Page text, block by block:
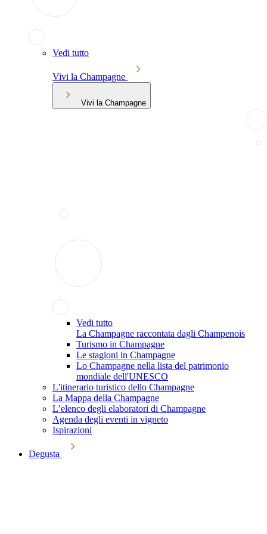
Vedi tutto
Vivi la Champagne
Vivi la Champagne
Vedi tutto
La Champagne raccontata dagli Champenois
Turismo in Champagne
Le stagioni in Champagne
Lo Champagne nella lista del patrimonio
mondiale dell'UNESCO
L'itinerario turistico dello Champagne
La Mappa della Champagne
L’elenco degli elaboratori di Champagne
Agenda degli eventi in vigneto
Ispirazioni
Degusta